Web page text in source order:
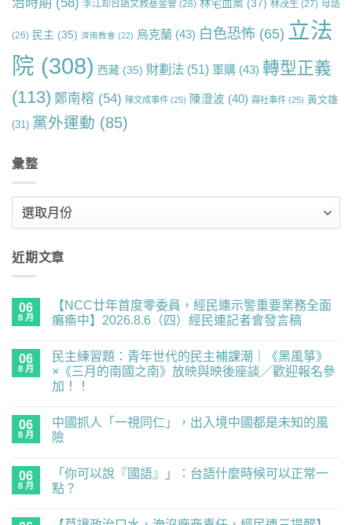
李江却台語文教基金會 (28) 林宅血案 (37) 林茂生 (27) 母語
(26) 民主 (35) 濟南教會 (22) 烏克蘭 (43) 白色恐怖 (65) 立法
院 (308) 西藏 (35) 財劃法 (51) 軍購 (43) 轉型正義
(113) 鄭南榕 (54) 陳文成事件 (25) 陳澄波 (40) 霧社事件 (25) 黃文雄
(31) 黨外運動 (85)
彙整
近期文章
06
8 月
【NCC廿年首度零委員，經民連示警重要業務全面
癱瘓中】2026.8.6（四）經民連記者會發言稿
廿
首
度
員，
經
民
要
留
言
06
8 月
民主練習題：青年世代的民主補課潮｜《黑風箏》
×《三月的南國之南》放映與映後座談／歡迎報名參
加！！
主
練
習
世
代
留
言
06
8 月
中國抓人「一視同仁」，出入境中國都是未知的風
險
抓
人
言
06
8 月
「你可以說『國語』」：台語什麼時候可以正常一
點？